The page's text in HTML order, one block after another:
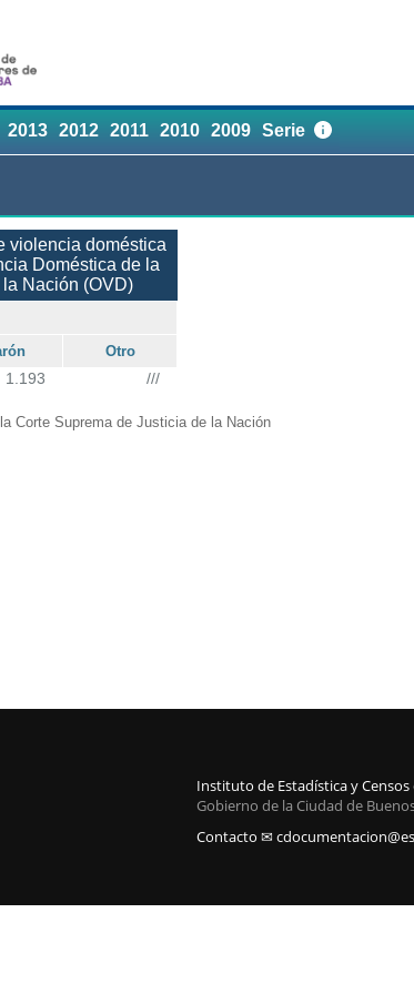
2013 2012 2011 2010 2009 Serie
violencia doméstica
Doméstica de la
Nación (OVD)
Otro
1.193 ///
Corte Suprema de Justicia de la Nación
Instituto de Estadística y
Gobierno de la Ciudad de
Contacto ✉